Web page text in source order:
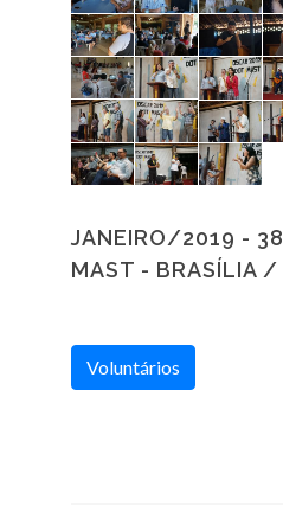
JANEIRO/2019 -
MAST - BRASÍLIA /
Voluntários